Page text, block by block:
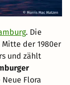
. Die
der 1980er
und zählt
Flora